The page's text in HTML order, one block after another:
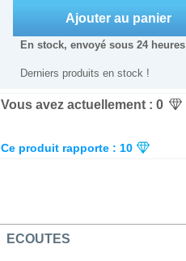
En stock, envoyé sous 24 heures
Derniers produits en stock !
Vous avez actuellement : 0
Ce produit rapporte : 10
ECOUTES